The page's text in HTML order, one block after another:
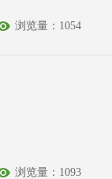
浏览量：1054
浏览量：1093